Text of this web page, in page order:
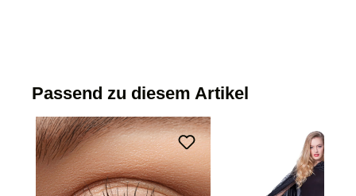
Passend zu diesem Artikel